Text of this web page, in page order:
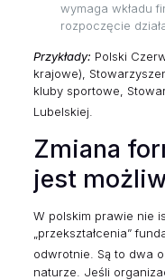
wymaga wkładu
rozpoczęcie
Przykłady: Polski
krajowe),
kluby sportowe,
Lubelskiej.
Zmiana
jest
W polskim prawie nie
„przekształcenia”
odwrotnie. Są to dwa
naturze. Jeśli